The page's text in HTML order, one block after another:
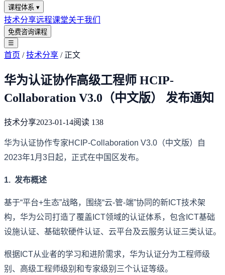
课程体系 ▾
技术分享远程课堂关于我们
免费咨询课程
☰
首页 /技术分享 / 正文
华为认证协作高级工程师 HCIP-
Collaboration V3.0（中文版） 发布通知
技术分享2023-01-14阅读 138
华为认证协作专家HCIP-Collaboration V3.0（中文版）自
2023年1月3日起，正式在中国区发布。
1. 发布概述
基于“平台+生态”战略，围绕“云-管-端”协同的新ICT技术架
构，华为公司打造了覆盖ICT领域的认证体系，包含ICT基础
设施认证、基础软硬件认证、云平台及云服务认证三类认证。
根据ICT从业者的学习和进阶需求，华为认证分为工程师级
别、高级工程师级别和专家级别三个认证等级。